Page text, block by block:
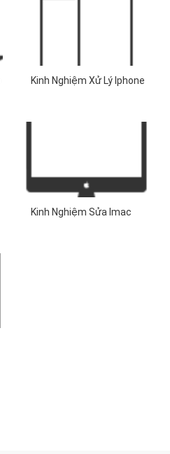
Kinh Nghiệm Xử Lý Iphone
Kinh Nghiệm Sửa Imac